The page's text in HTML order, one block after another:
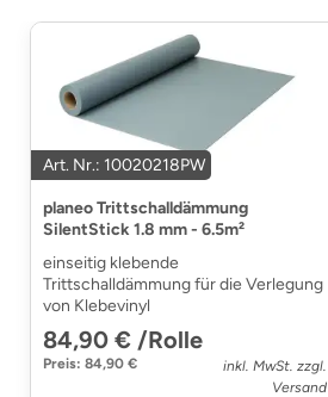
Art. Nr.: 10020218PW
planeo Trittschalldämmung
SilentStick 1.8 mm - 6.5m²
einseitig klebende
Trittschalldämmung für die Verlegung
von Klebevinyl
84,90 € /Rolle
Preis: 84,90 €
inkl. MwSt. zzgl.
Versand